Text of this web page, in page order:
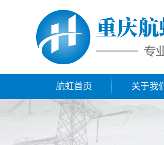
航虹首页 关于我们